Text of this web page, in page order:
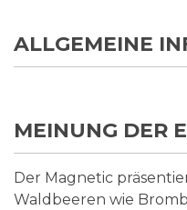
ALLGEMEINE
MEINUNG DER
Der Magnetic
Waldbeeren wie